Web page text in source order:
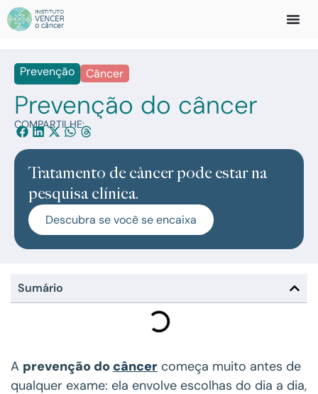
Prevenção Câncer
Prevenção do câncer
COMPARTILHE:
Tratamento de câncer pode estar na
pesquisa clínica.
Descubra se você se encaixa
Sumário
A prevenção do câncer começa muito antes de
qualquer exame: ela envolve escolhas do dia a dia,